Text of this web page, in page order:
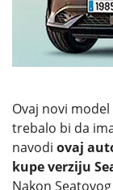
Ovaj novi
trebalo bi da
navodi ovaj
kupe verziju
Nakon